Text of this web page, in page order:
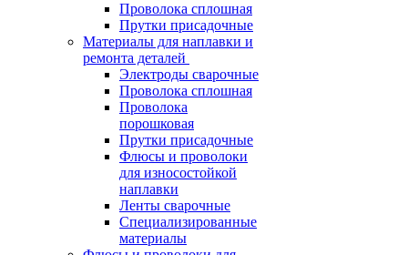
Проволока сплошная
Прутки присадочные
Материалы для наплавки и
ремонта деталей
Электроды сварочные
Проволока сплошная
Проволока
порошковая
Прутки присадочные
Флюсы и проволоки
для износостойкой
наплавки
Ленты сварочные
Специализированные
материалы